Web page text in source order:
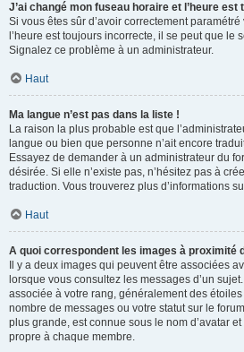
J’ai changé mon fuseau horaire et l’heure
Si vous êtes sûr d’avoir correctement
l’heure est toujours incorrecte, il se peut que le
Signalez ce problème à un administrateur.
Haut
Ma langue n’est pas dans la liste !
La raison la plus probable est que
langue ou bien que personne n’ait encore
Essayez de demander à un administrateur du
désirée. Si elle n’existe pas, n’hésitez pas à
traduction. Vous trouverez plus d’informations
Haut
A quoi correspondent les images à proximité
Il y a deux images qui peuvent être associées
lorsque vous consultez les messages d’un
associée à votre rang, généralement des
nombre de messages ou votre statut sur le
plus grande, est connue sous le nom d’avatar
propre à chaque membre.